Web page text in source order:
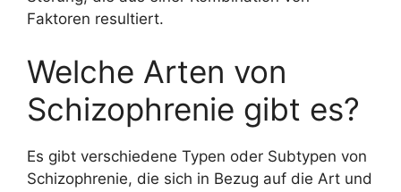
Faktoren resultiert.
Welche Arten von
Schizophrenie gibt es?
Es gibt verschiedene Typen oder Subtypen von
Schizophrenie, die sich in Bezug auf die Art und